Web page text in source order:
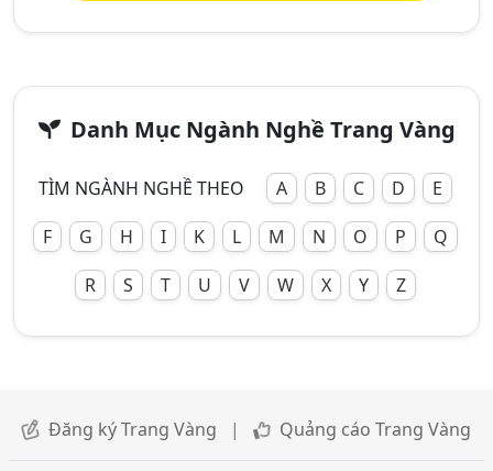
Danh Mục Ngành Nghề Trang Vàng
TÌM NGÀNH NGHỀ THEO A B C D
E
F
G H I K L M N O P
Q
R
S T U V W X Y Z
Đăng ký Trang Vàng | Quảng cáo Trang Vàng